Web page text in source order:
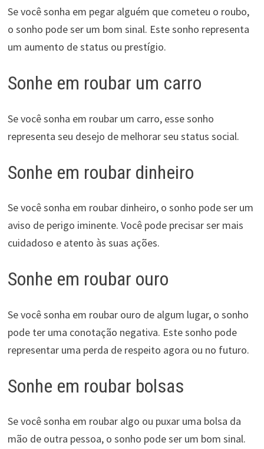
Se você sonha em pegar alguém que cometeu o roubo,
o sonho pode ser um bom sinal. Este sonho representa
um aumento de status ou prestígio.
Sonhe em roubar um carro
Se você sonha em roubar um carro, esse sonho
representa seu desejo de melhorar seu status social.
Sonhe em roubar dinheiro
Se você sonha em roubar dinheiro, o sonho pode ser um
aviso de perigo iminente. Você pode precisar ser mais
cuidadoso e atento às suas ações.
Sonhe em roubar ouro
Se você sonha em roubar ouro de algum lugar, o sonho
pode ter uma conotação negativa. Este sonho pode
representar uma perda de respeito agora ou no futuro.
Sonhe em roubar bolsas
Se você sonha em roubar algo ou puxar uma bolsa da
mão de outra pessoa, o sonho pode ser um bom sinal.